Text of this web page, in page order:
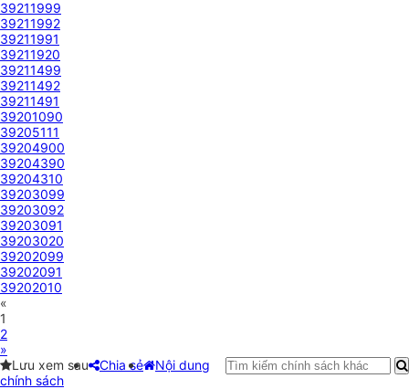
39211999
39211992
39211991
39211920
39211499
39211492
39211491
39201090
39205111
39204900
39204390
39204310
39203099
39203092
39203091
39203020
39202099
39202091
39202010
«
1
2
»
Lưu xem sau
Chia sẻ
Nội dung
chính sách